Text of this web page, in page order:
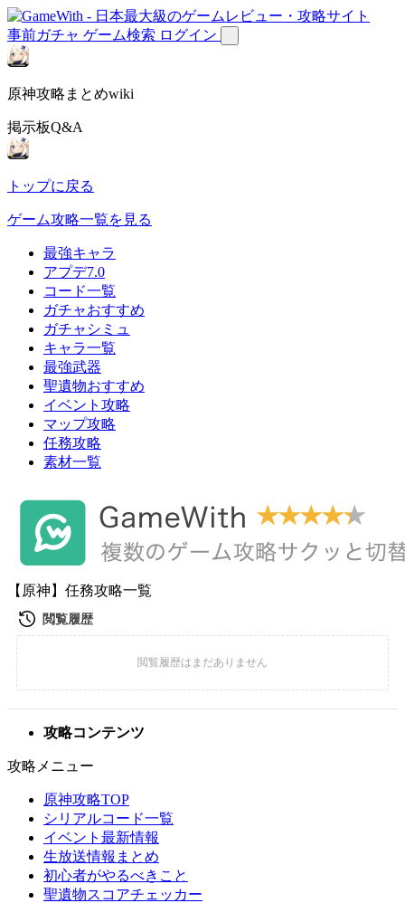
事前ガチャ ゲーム検索 ログイン
原神攻略まとめwiki
掲示板Q&A
トップに戻る
ゲーム攻略一覧を見る
最強キャラ
アプデ7.0
コード一覧
ガチャおすすめ
ガチャシミュ
キャラ一覧
最強武器
聖遺物おすすめ
イベント攻略
マップ攻略
任務攻略
素材一覧
【原神】任務攻略一覧
攻略コンテンツ
攻略メニュー
原神攻略TOP
シリアルコード一覧
イベント最新情報
生放送情報まとめ
初心者がやるべきこと
聖遺物スコアチェッカー